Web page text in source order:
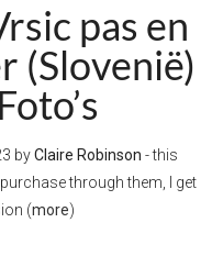
pas en
(Slovenië)
byClaire Robinson - this
through them, I get
(more)